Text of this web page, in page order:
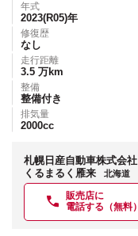
年式
2023(R05)年
修復歴
なし
走行距離
3.5 万km
整備
整備付き
排気量
2000cc
札幌日産自動車株式会社
くるまるく雁来
北海道
販売店に
電話する（無料）